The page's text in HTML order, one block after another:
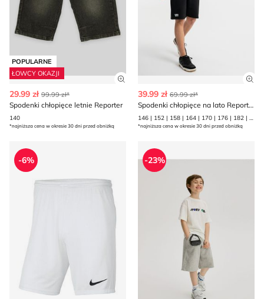
POPULARNE
ŁOWCY OKAZJI
Zobacz szczegóły produktu
29.99 zł 99.99 zł*
Spodenki chłopięce letnie Reporter
140
*najniższa cena w okresie 30 dni przed obniżką
39.99 zł 69.99 zł*
Spodenki chłopięce na lato Reporter
146 | 152 | 158 | 164 | 170 | 176 | 182 | 188
*najniższa cena w okresie 30 dni przed obniżką
Nike - Spodenki chłopięce letnie
-6%
Spodenki chłopięce na lato
-23%